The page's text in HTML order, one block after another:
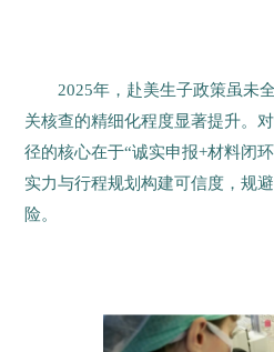
2025年，赴美生子政策虽未
关核查的精细化程度显著提升。
径的核心在于“诚实申报+材料闭
实力与行程规划构建可信度，规
险。